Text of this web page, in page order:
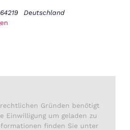
64219
Deutschland
Gründen benötigt
Einwilligung um geladen zu
finden Sie unter